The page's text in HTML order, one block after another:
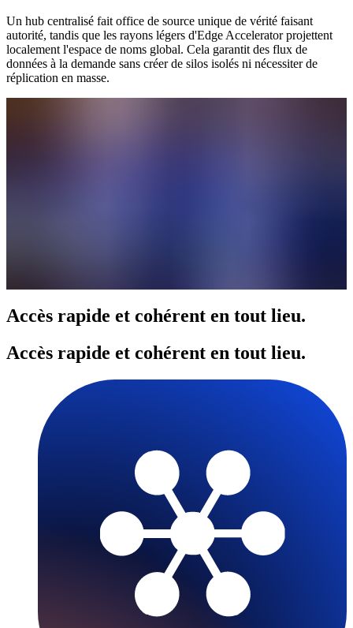
Un hub centralisé fait office de source unique de vérité faisant
autorité, tandis que les rayons légers d'Edge Accelerator projettent
localement l'espace de noms global. Cela garantit des flux de
données à la demande sans créer de silos isolés ni nécessiter de
réplication en masse.
Accès rapide et cohérent en tout lieu.
Accès rapide et cohérent en tout lieu.